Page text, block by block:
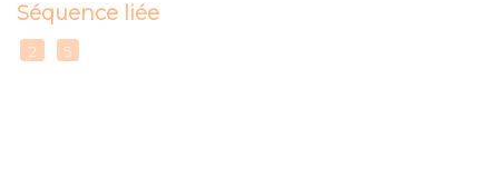
Séquence liée
2 5